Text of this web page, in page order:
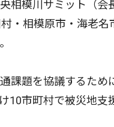
相模川サミット（会
・相模原市・海老名
課題を協議するため
10市町村で被災地支